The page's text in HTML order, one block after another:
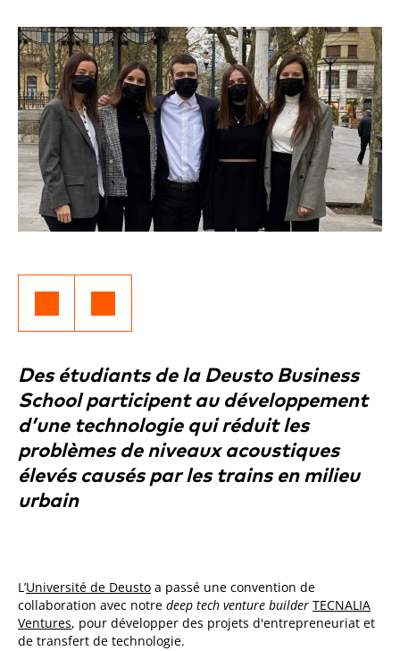
Des étudiants de la Deusto Business
School participent au développement
d’une technologie qui réduit les
problèmes de niveaux acoustiques
élevés causés par les trains en milieu
urbain
L’Université de Deusto a passé une convention de
collaboration avec notredeep tech venture builderTECNALIA
Ventures, pour développer des projets d'entrepreneuriat et
de transfert de technologie.